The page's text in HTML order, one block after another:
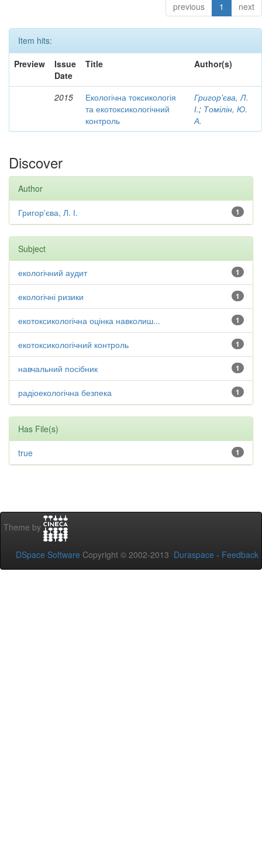
previous 1 next
Item hits:
Preview
Issue
Date
Title Author(s)
2015
Екологічна токсикологія
та екотоксикологічний
контроль
Григор'єва, Л.
І.; Томілін, Ю.
А.
Discover
Author
1
Григор'єва, Л. І.
Subject
1
екологічний аудит
1
екологічні ризики
1
екотоксикологічна оцінка навколиш...
1
екотоксикологічний контроль
1
навчальний посібник
1
радіоекологічна безпека
Has File(s)
1
true
Theme by
DSpace Software Copyright © 2002-2013 Duraspace - Feedback